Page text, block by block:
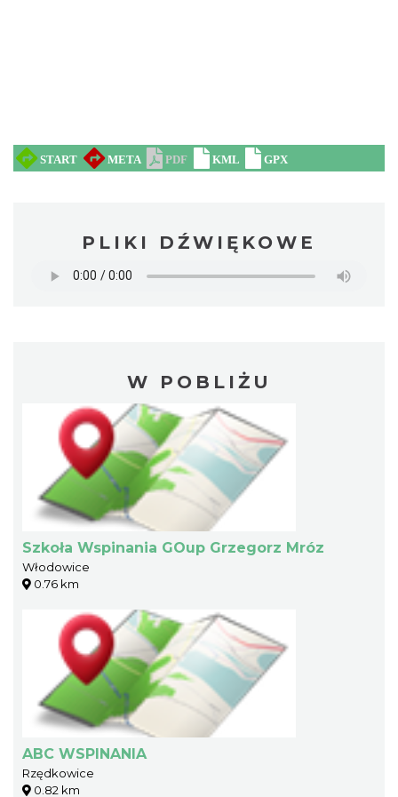
PLIKI DŹWIĘKOWE
W POBLIŻU
Szkoła Wspinania GOup Grzegorz Mróz
Włodowice
0.76 km
ABC WSPINANIA
Rzędkowice
0.82 km